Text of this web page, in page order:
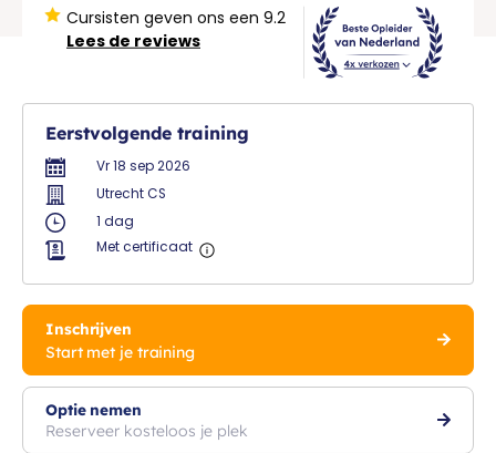
Cursisten geven ons een 9.2
Lees de reviews
Eerstvolgende training
Vr 18 sep 2026
Utrecht CS
1 dag
Met certificaat
Inschrijven
Start met je training
Optie nemen
Reserveer kosteloos je plek